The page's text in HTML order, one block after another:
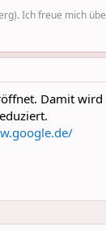
Ich freue mich
Damit